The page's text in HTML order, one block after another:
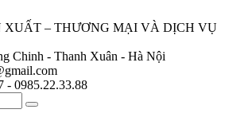
XUẤT – THƯƠNG MẠI VÀ DỊCH VỤ
Chinh - Thanh Xuân - Hà Nội
- 0985.22.33.88